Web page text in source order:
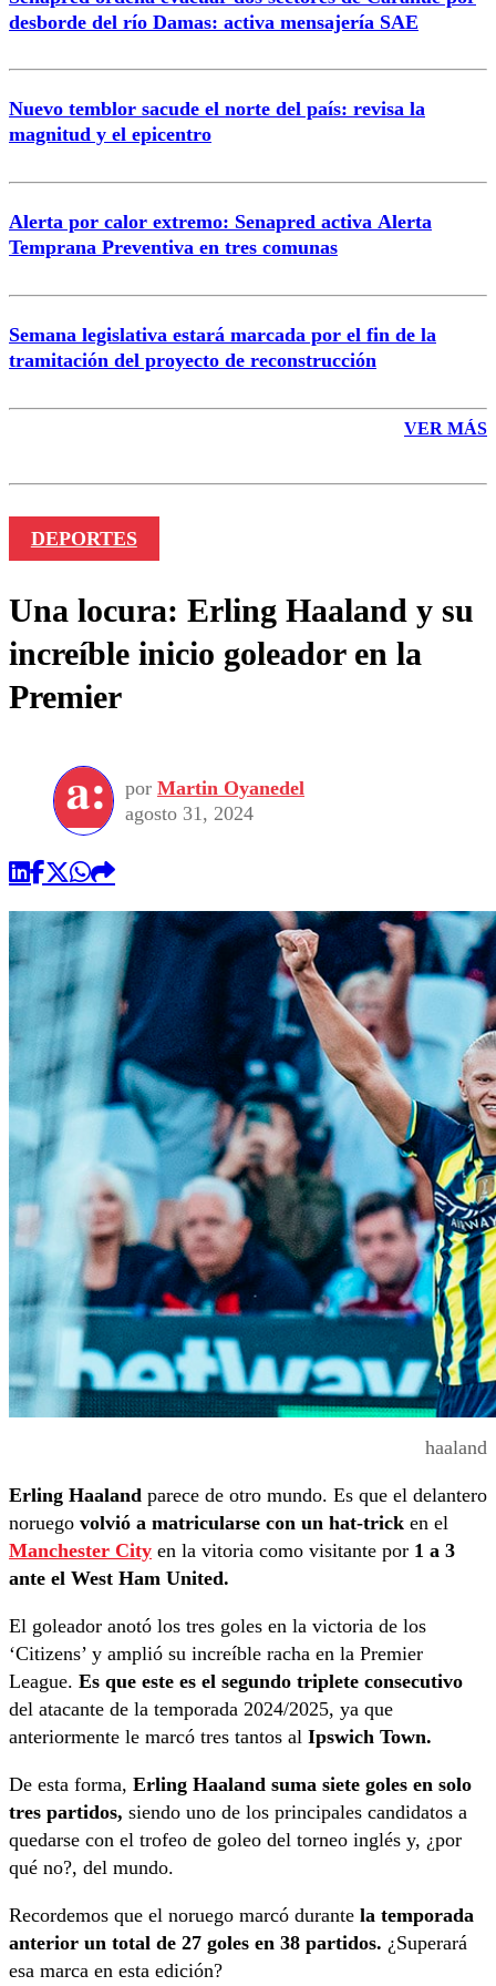
desborde del río Damas: activa mensajería SAE
Nuevo temblor sacude el norte del país: revisa la
magnitud y el epicentro
Alerta por calor extremo: Senapred activa Alerta
Temprana Preventiva en tres comunas
Semana legislativa estará marcada por el fin de la
tramitación del proyecto de reconstrucción
VER MÁS
DEPORTES
Una locura: Erling Haaland y su
increíble inicio goleador en la
Premier
por Martin Oyanedel
agosto 31, 2024
haaland
Erling Haaland parece de otro mundo. Es que el delantero
noruego volvió a matricularse con un hat-trick en el
Manchester City en la vitoria como visitante por 1 a 3
ante el West Ham United.
El goleador anotó los tres goles en la victoria de los
‘Citizens’ y amplió su increíble racha en la Premier
League. Es que este es el segundo triplete consecutivo
del atacante de la temporada 2024/2025, ya que
anteriormente le marcó tres tantos al Ipswich Town.
De esta forma, Erling Haaland suma siete goles en solo
tres partidos, siendo uno de los principales candidatos a
quedarse con el trofeo de goleo del torneo inglés y, ¿por
qué no?, del mundo.
Recordemos que el noruego marcó durante la temporada
anterior un total de 27 goles en 38 partidos. ¿Superará
esa marca en esta edición?